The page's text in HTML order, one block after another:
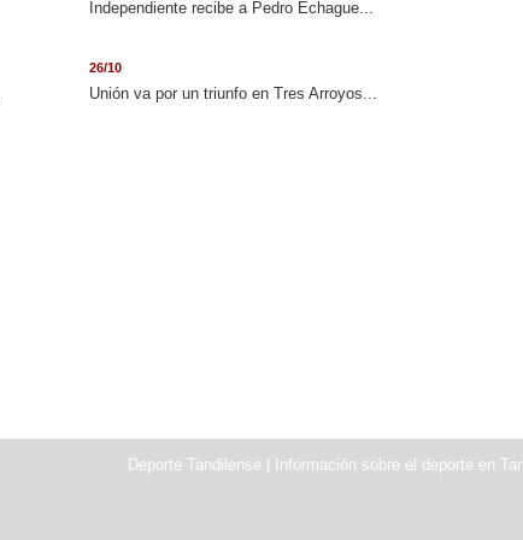
Independiente recibe a Pedro Echague...
26/10
Unión va por un triunfo en Tres Arroyos...
Deporte Tandilense | Información sobre el deporte en